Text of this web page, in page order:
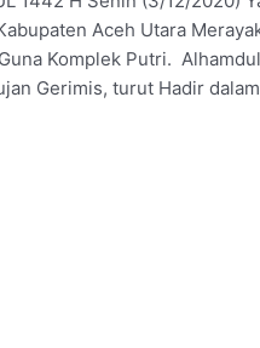
Aceh Utara
Komplek Putri.
Gerimis, turut Hadir